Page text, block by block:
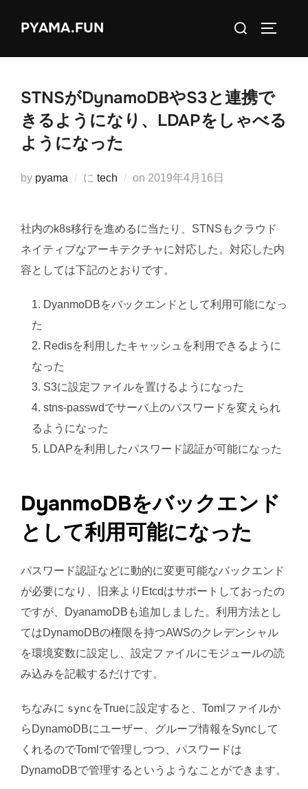
PYAMA.FUN
検
対
STNSがDynamoDBやS3と連携で
きるようになり、LDAPをしゃべる
ようになった
by pyama に tech on 投
2019年4月16日
社内のk8s移行を進めるに当たり、STNSもクラウド
ネイティブなアーキテクチャに対応した。対応した内
容としては下記のとおりです。
DyanmoDBをバックエンドとして利用可能になっ
た
Redisを利用したキャッシュを利用できるように
なった
S3に設定ファイルを置けるようになった
stns-passwdでサーバ上のパスワードを変えられ
るようになった
LDAPを利用したパスワード認証が可能になった
DyanmoDBをバックエンド
として利用可能になった
パスワード認証などに動的に変更可能なバックエンド
が必要になり、旧来よりEtcdはサポートしておったの
ですが、DyanamoDBも追加しました。利用方法とし
てはDynamoDBの権限を持つAWSのクレデンシャル
を環境変数に設定し、設定ファイルにモジュールの読
み込みを記載するだけです。
ちなみに syncをTrueに設定すると、Tomlファイルか
らDynamoDBにユーザー、グループ情報をSyncして
くれるのでTomlで管理しつつ、パスワードは
DynamoDBで管理するというようなことができます。